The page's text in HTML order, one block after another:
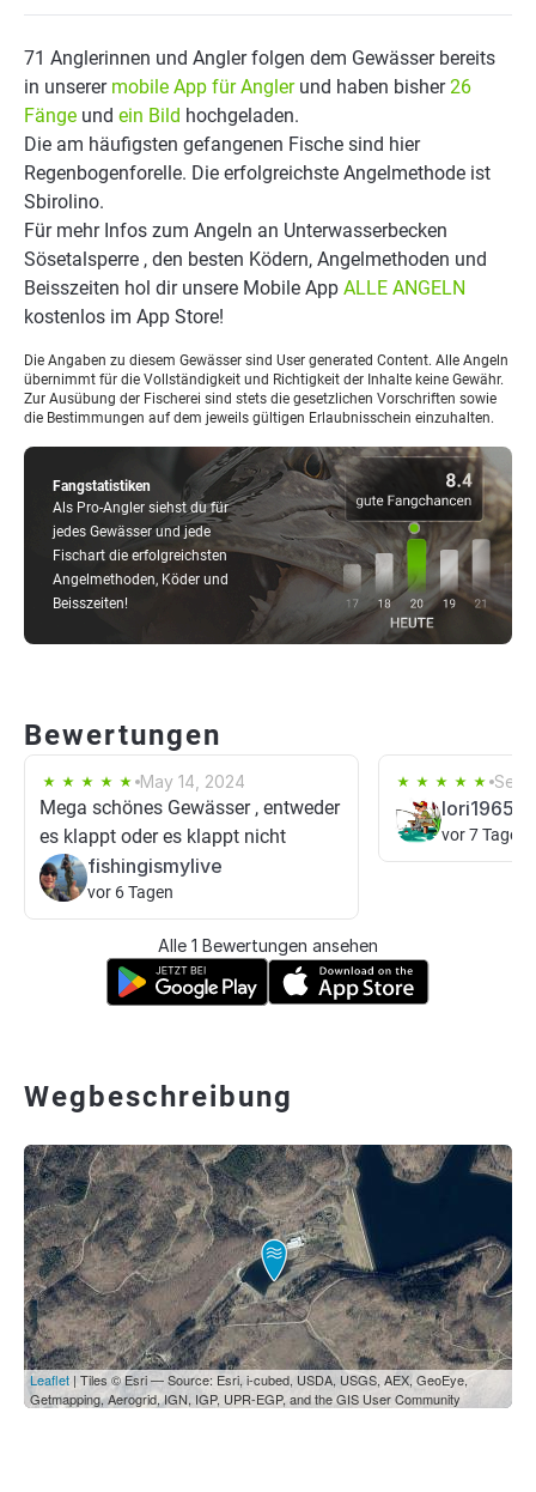
Fangstatistiken
Als Pro-Angler siehst du für
jedes Gewässer und jede
Fischart die erfolgreichsten
Angelmethoden, Köder und
Beisszeiten!
71 Anglerinnen und Angler folgen dem Gewässer bereits
in unserer mobile App für Anglerund haben bisher26
Fänge und ein Bild hochgeladen.
Die am häufigsten gefangenen Fische sind hier
Regenbogenforelle. Die erfolgreichste Angelmethode ist
Sbirolino.
Für mehr Infos zum Angeln an Unterwasserbecken
Sösetalsperre , den besten Ködern, Angelmethoden und
Beisszeiten hol dir unsere Mobile App ALLE ANGELN
kostenlos im App Store!
Die Angaben zu diesem Gewässer sind User generated Content. Alle Angeln
übernimmt für die Vollständigkeit und Richtigkeit der Inhalte keine Gewähr.
Zur Ausübung der Fischerei sind stets die gesetzlichen Vorschriften sowie
die Bestimmungen auf dem jeweils gültigen Erlaubnisschein einzuhalten.
Bewertungen
May 14, 2024
Mega schönes Gewässer , entweder
es klappt oder es klappt nicht
fishingismylive
vor 6 Tagen
Sep
lori1965
vor 7 Tagen
Alle 1 Bewertungen ansehen
Wegbeschreibung
Leaflet | Tiles © Esri — Source: Esri, i-cubed, USDA, USGS, AEX, GeoEye,
Getmapping, Aerogrid, IGN, IGP, UPR-EGP, and the GIS User Community